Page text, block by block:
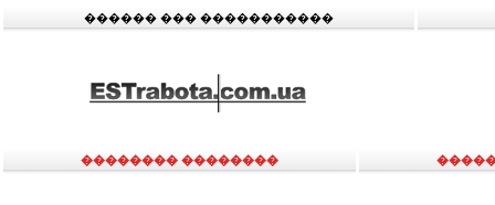
������ ��� �����������
�������� ��������